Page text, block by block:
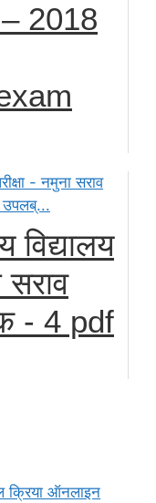
– 2018
विद्यालय
सराव
- 4 pdf
क्रिया ऑनलाइन